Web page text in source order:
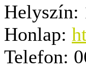
Helyszín:
Honlap:
Telefon: